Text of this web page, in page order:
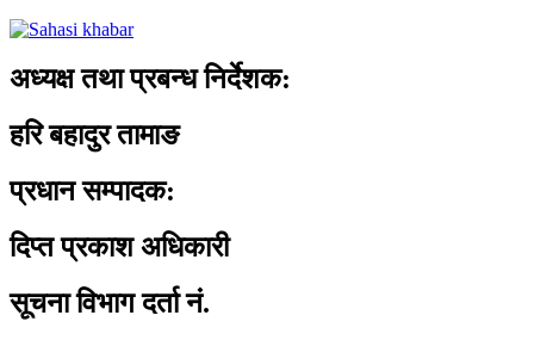
अध्यक्ष तथा प्रबन्ध निर्देशक:
हरि बहादुर तामाङ
प्रधान सम्पादक:
दिप्त प्रकाश अधिकारी
सूचना विभाग दर्ता नं.